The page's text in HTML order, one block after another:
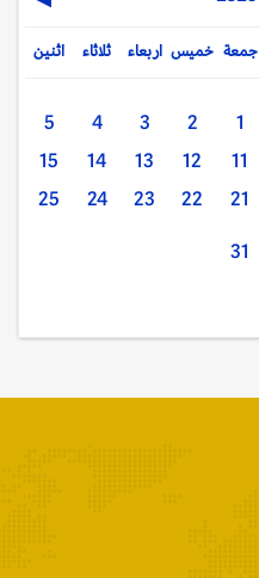
اثنين ثلاثاء اربعاء خميس جمعة
1
2
3
4
5
11
12
13
14
15
21
22
23
24
25
31